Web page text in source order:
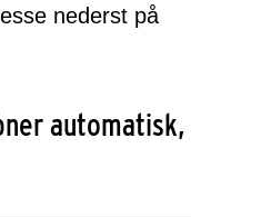
nederst på
automatisk,